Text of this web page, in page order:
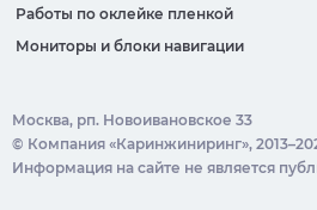
Работы по оклейке пленкой
Мониторы и блоки навигации
© Компания «Каринжиниринг»,
Москва, рп. Новоивановское 33
Информация на сайте не является